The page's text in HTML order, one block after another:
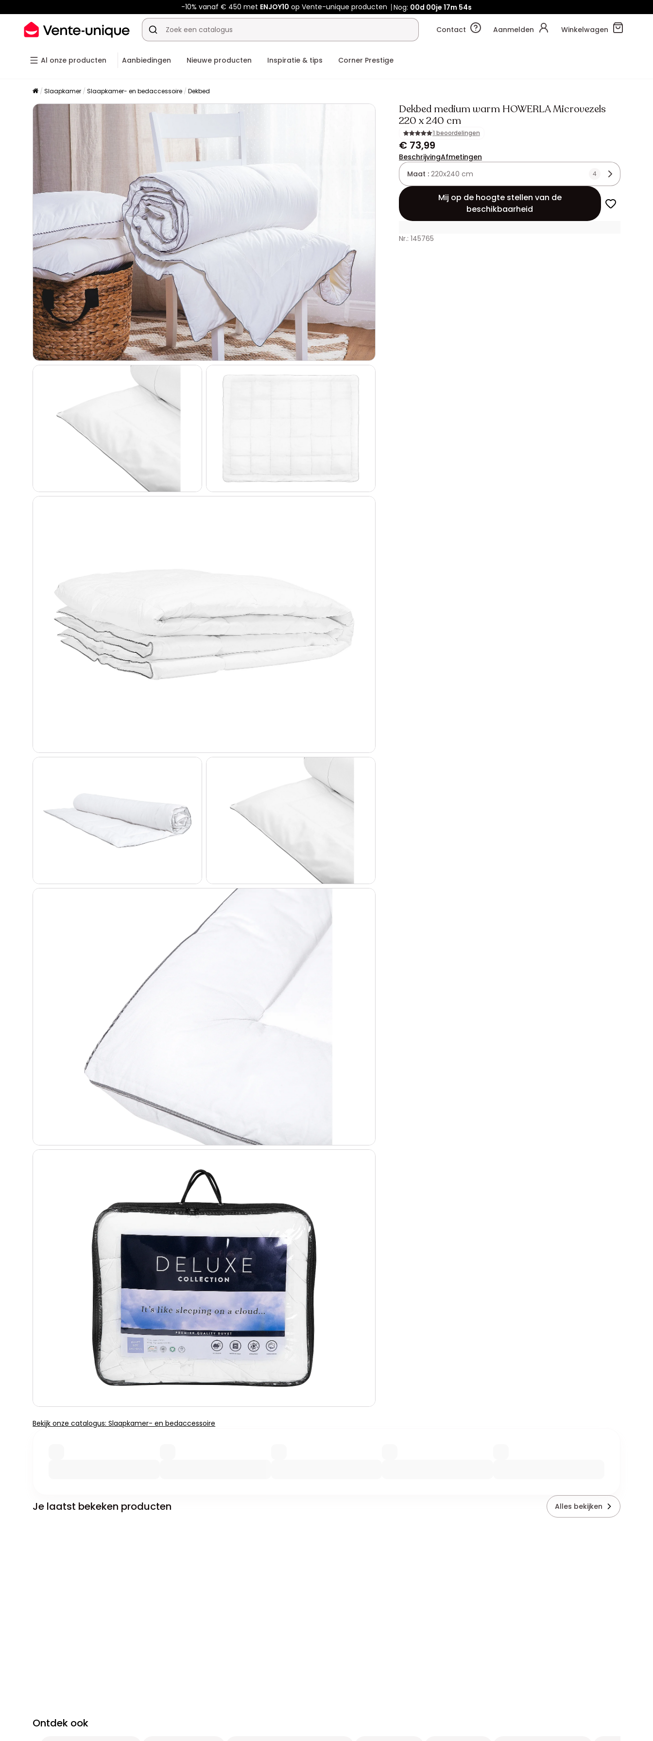
-10% vanaf € 450 met ENJOY10 op Vente-unique producten Nog: 00d 00je 17m 52s
Contact Aanmelden Winkelwagen
Al onze producten Aanbiedingen Nieuwe producten Inspiratie & tips Corner Prestige
Slaapkamer Slaapkamer- en bedaccessoire Dekbed
Dekbed medium warm HOWERLA Microvezels
220 x 240 cm
1 beoordelingen
€ 73,99
BeschrijvingAfmetingen
Maat : 220x240 cm 4
Mij op de hoogte stellen van de
beschikbaarheid
Nr.: 145765
Bekijk onze catalogus: Slaapkamer- en bedaccessoire
Je laatst bekeken producten Alles bekijken
Ontdek ook